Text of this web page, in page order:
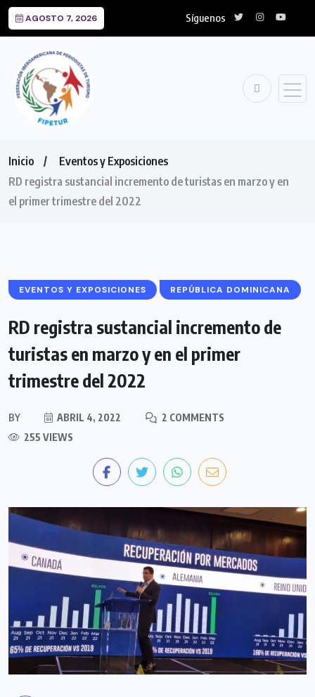
AGOSTO 7, 2026 Síguenos
Inicio
Eventos y Exposiciones
RD registra sustancial incremento de turistas en marzo y en
el primer trimestre del 2022
EVENTOS Y EXPOSICIONES REPÚBLICA DOMINICANA
RD registra sustancial incremento de
turistas en marzo y en el primer
trimestre del 2022
BY ABRIL 4, 2022
2 COMMENTS
255 VIEWS